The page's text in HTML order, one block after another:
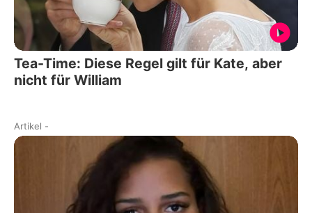
Tea-Time: Diese Regel gilt für Kate, aber
nicht für William
Artikel -